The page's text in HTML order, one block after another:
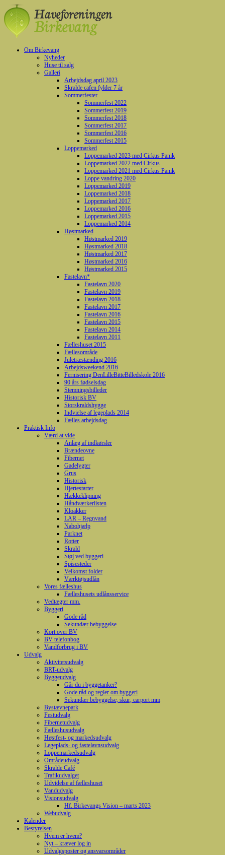
Om Birkevang
Nyheder
Huse til salg
Galleri
Arbejdsdag april 2023
Skralde cafen fylder 7 år
Sommerfester
Sommerfest 2022
Sommerfest 2019
Sommerfest 2018
Sommerfest 2017
Sommerfest 2016
Sommerfest 2015
Loppemarked
Loppemarked 2023 med Cirkus Panik
Loppemarked 2022 med Cirkus
Loppemarked 2021 med Cirkus Panik
Loppe vandring 2020
Loppemarked 2019
Loppemarked 2018
Loppemarked 2017
Loppemarked 2016
Loppemarked 2015
Loppemarked 2014
Høstmarked
Høstmarked 2019
Høstmarked 2018
Høstmarked 2017
Høstmarked 2016
Høstmarked 2015
Fastelavn*
Fastelavn 2020
Fastelavn 2019
Fastelavn 2018
Fastelavn 2017
Fastelavn 2016
Fastelavn 2015
Fastelavn 2014
Fastelavn 2011
Fælleshuset 2015
Fællesområde
Juletræstænding 2016
Arbejdsweekend 2016
Fernisering DenLilleBitteBilledskole 2016
90 års fødselsdag
Stemningsbilleder
Historisk BV
Storskraldshygge
Indvielse af legeplads 2014
Fælles arbejdsdag
Praktisk Info
Værd at vide
Anlæg af indkørsler
Brændeovne
Fibernet
Gadelygter
Grus
Historisk
Hjertestarter
Hækkeklipning
Håndværkerlisten
Kloakker
LAR – Regnvand
Nabohjælp
Parknet
Rotter
Skrald
Støj ved byggeri
Spisesteder
Velkomst folder
Værktøjsudlån
Vores fælleshus
Fælleshusets udlånsservice
Vedtægter mm.
Byggeri
Gode råd
Sekundær bebyggelse
Kort over BV
BV telefonbog
Vandforbrug i BV
Udvalg
Aktivitetsudvalg
BRT-udvalg
Byggeudvalg
Går du i byggetanker?
Gode råd og regler om byggeri
Sekundær bebyggelse, skur, carport mm
Bystævnepark
Festudvalg
Fibernetudvalg
Fælleshusudvalg
Høstfest- og markedsudvalg
Legeplads- og fastelavnsudvalg
Loppemarkedsudvalg
Områdeudvalg
Skralde Café
Trafikudvalget
Udvidelse af fælleshuset
Vandudvalg
Visionsudvalg
Hf. Birkevangs Vision – marts 2023
Webudvalg
Kalender
Bestyrelsen
Hvem er hvem?
Nyt – kræver log in
Udvalgsposter og ansvarsområder